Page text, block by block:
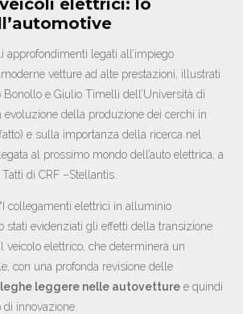
approfondimenti legati all’impiego
vetture ad alte prestazioni, illustrati
Bonollo e Giulio Timelli dell’Università di
evoluzione della produzione dei cerchi in
e sulla importanza della ricerca nel
al prossimo mondo dell’auto elettrica, a
di CRF –Stellantis.
collegamenti elettrici in alluminio
stati evidenziati gli effetti della transizione
veicolo elettrico, che determinerà un
con una profonda revisione delle
leggere nelle autovetture e quindi
innovazione.